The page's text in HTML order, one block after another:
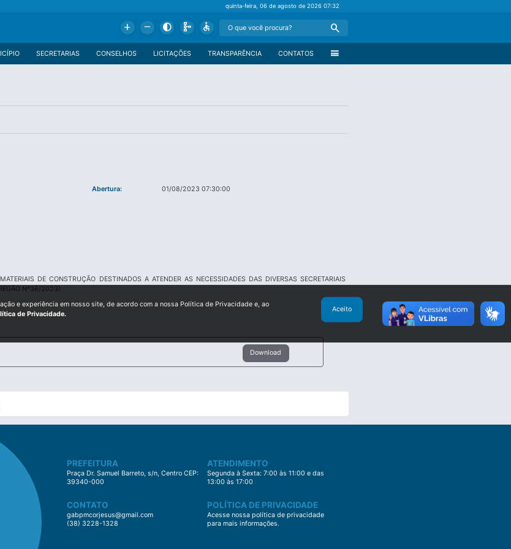
quinta-feira, 06 de agosto de 202607:32
Add Remove Contrast Schema Accessible Search
menu
CONTATOS
TRANSPARÊNCIA
LICITAÇÕES
CONSELHOS
SECRETARIAS
Abertura: 01/08/2023 07:30:00
DE CONSTRUÇÃO DESTINADOS A ATENDER AS NECESSIDADES DAS DIVERSAS SECRETARIAIS
Nº36/2023)
Download
PREFEITURA
Praça Dr. Samuel Barreto, s/n, Centro CEP:
39340-000
ATENDIMENTO
Segunda à Sexta: 7:00 às 11:00 e das
13:00 às 17:00
CONTATO
gabpmcorjesus@gmail.com
(38) 3228-1328
POLÍTICA DE PRIVACIDADE
Acesse nossa política de privacidade
para mais informações.
e experiência em nosso site, de acordo com a nossa Política de Privacidade e, ao
de Privacidade.
Aceito